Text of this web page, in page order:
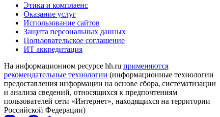
Этика и комплаенс
Оказание услуг
Использование сайтов
Защита персональных данных
Пользовательское соглашение
ИТ аккредитация
На информационном ресурсе hh.ru применяются
рекомендательные технологии (информационные технологии
предоставления информации на основе сбора, систематизации
и анализа сведений, относящихся к предпочтениям
пользователей сети «Интернет», находящихся на территории
Российской Федерации)